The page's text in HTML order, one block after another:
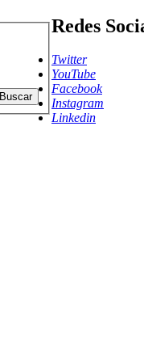
Buscar
Redes
Twitter
YouTube
Facebook
Instagram
Linkedin